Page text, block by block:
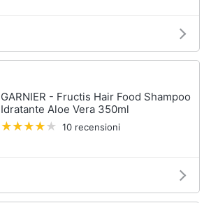
GARNIER - Fructis Hair Food Shampoo
Idratante Aloe Vera 350ml
10 recensioni